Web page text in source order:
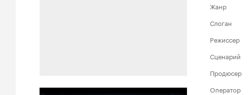
Жанр
Слоган
Режиссер
Сценарий
Продюсер
Оператор